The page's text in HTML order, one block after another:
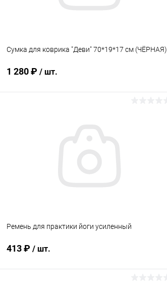
Сумка для коврика "Деви" 70*19*17 см (ЧЁРНАЯ)
1 280 ₽ / шт.
Ремень для практики йоги усиленный
413 ₽ / шт.